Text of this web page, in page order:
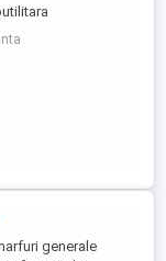
generale